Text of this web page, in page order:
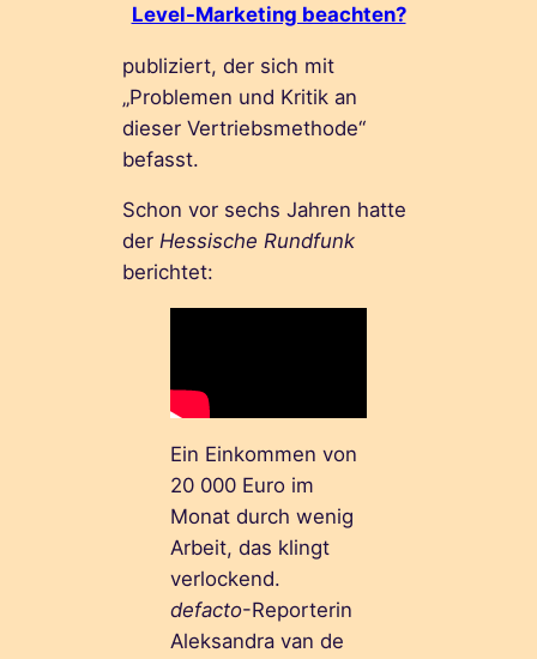
Level-Marketing beachten?
publiziert, der sich mit
„Problemen und Kritik an
dieser Vertriebsmethode“
befasst.
Schon vor sechs Jahren hatte
derHessische Rundfunk
berichtet:
Ein Einkommen von
20 000 Euro im
Monat durch wenig
Arbeit, das klingt
verlockend.
defacto-Reporterin
Aleksandra van de